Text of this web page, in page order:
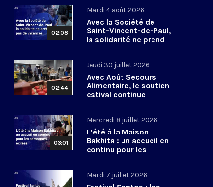
02:08
Mardi 4 août 2026
Avec la Société de
Saint-Vincent-de-Paul,
la solidarité ne prend
02:44
Jeudi 30 juillet 2026
Avec Août Secours
Alimentaire, le soutien
estival continue
03:01
Mercredi 8 juillet 2026
L’été à la Maison
Bakhita : un accueil en
continu pour les
personnes exilées
Mardi 7 juillet 2026